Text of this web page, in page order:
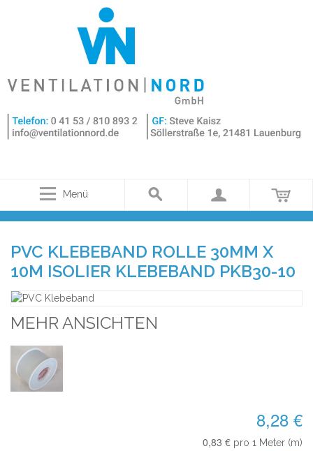
Menü
PVC KLEBEBAND ROLLE 30MM X
10M ISOLIER KLEBEBAND PKB30-10
MEHR ANSICHTEN
8,28 €
0,83 € pro 1 Meter (m)